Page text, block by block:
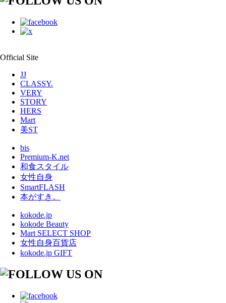
Official Site
JJ
CLASSY.
VERY
STORY
HERS
Mart
美ST
bis
Premium-K.net
和食スタイル
女性自身
SmartFLASH
本がすき。
kokode.jp
kokode Beauty
Mart SELECT SHOP
女性自身百貨店
kokode.jp GIFT